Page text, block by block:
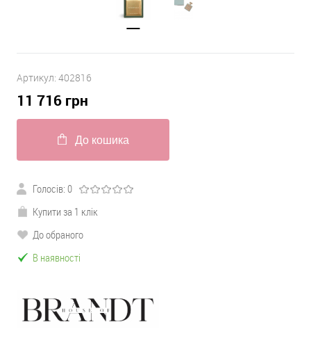
Артикул: 402816
11 716 грн
До кошика
Голосів: 0
Купити за 1 клік
До обраного
В наявності